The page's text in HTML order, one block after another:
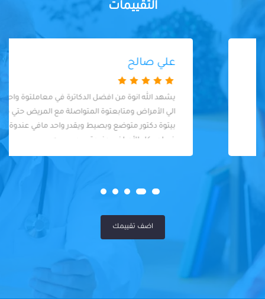
التقييمات
يشهد الله انوة من افضل الدكاترة في معاملتوة واحتراموة
الي الأمراض ومتابعتوة المتواصلة مع المريض حتي هو في
بيتوة دكتور متوضع وبصيط ويقدر واحد مافي عندوة تميز
في احد كل الأمراض عندوة سوي سيه
اضف تقييمك